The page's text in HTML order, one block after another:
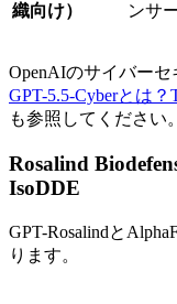
織向け）
ンサー
OpenAIのサイバーセ
GPT-5.5-Cyberとは？
も参照してください。
Rosalind
IsoDDE
GPT-Rosalindと
ります。